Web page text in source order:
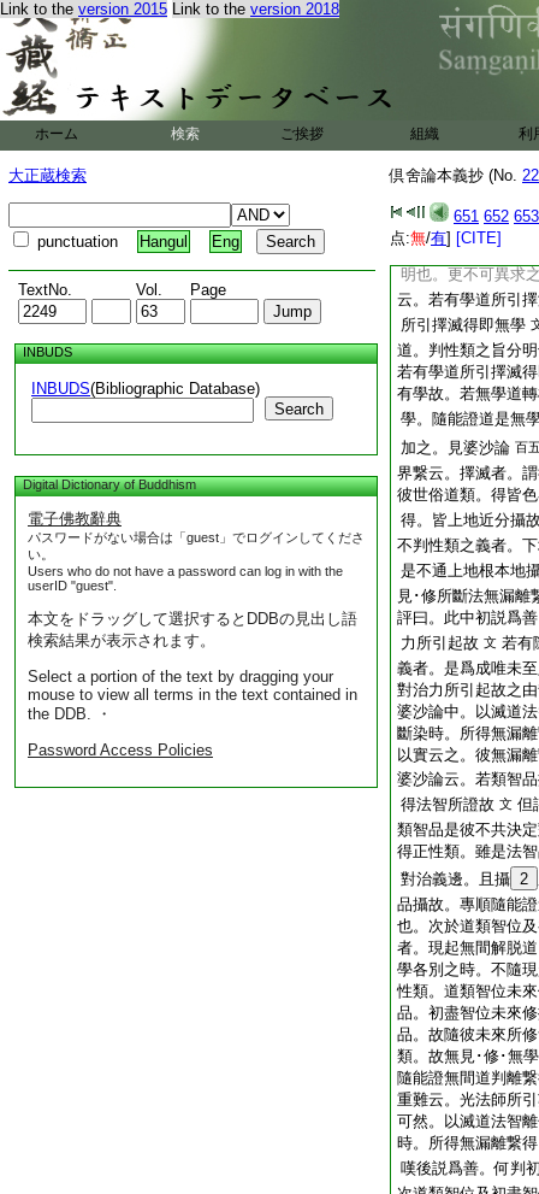
Link to the version 2015 Link to the version 2018
ホーム 検索 ご挨拶 組織 利
大正蔵検索
punctuation Hangul Eng
TextNo. Vol. Page
INBUDS
INBUDS(Bibliographic Database)
Search
Digital Dictionary of Buddhism
電子佛教辭典
パスワードがない場合は「guest」でログインしてくださ
い。
Users who do not have a password can log in with the
userID "guest".
本文をドラッグして選択するとDDBの見出し語
検索結果が表示されます。
Select a portion of the text by dragging your
mouse to view all terms in the text contained in
the DDB. ・
Password Access Policies
倶舍論本義抄 (No.
651 652 653
点:無/有] [CITE]
文云。擇
以諸擇滅自無作用
引彼得故 文 唯隨
云事。此文尤分明
惑障。與離繋得爲
故。名能證道。故
離繋得性類也。是
得隨能證道性類差
用。但由道力求證
證道判性類事。立
明也。更不可異求
云。若有學道所引
所引擇滅得即無學
道。判性類之旨分
若有學道所引擇滅
有學故。若無學道
學。隨能證道是無
加之。見婆沙論 百
界繋云。擇滅者。
彼世俗道類。得皆
得。皆上地近分攝
不判性類之義者。
是不通上地根本地
見･修所斷法無漏離
評曰。此中初説爲
力所引起故 文 若有
義者。是爲成唯未
對治力所引起故之
婆沙論中。以滅道
斷染時。所得無漏
以實云之。彼無漏
婆沙論云。若類智
得法智所證故 文 但
類智品是彼不共決
得正性類。雖是法
對治義邊。且攝 2
品攝故。專順隨能
也。次於道類智位
者。現起無間解脱
學各別之時。不隨
性類。道類智位未
品。初盡智位未來
品。故隨彼未來所
類。故無見･修･無
隨能證無間道判離
重難云。光法師所
可然。以滅道法智
時。所得無漏離繋
嘆後説爲善。何判